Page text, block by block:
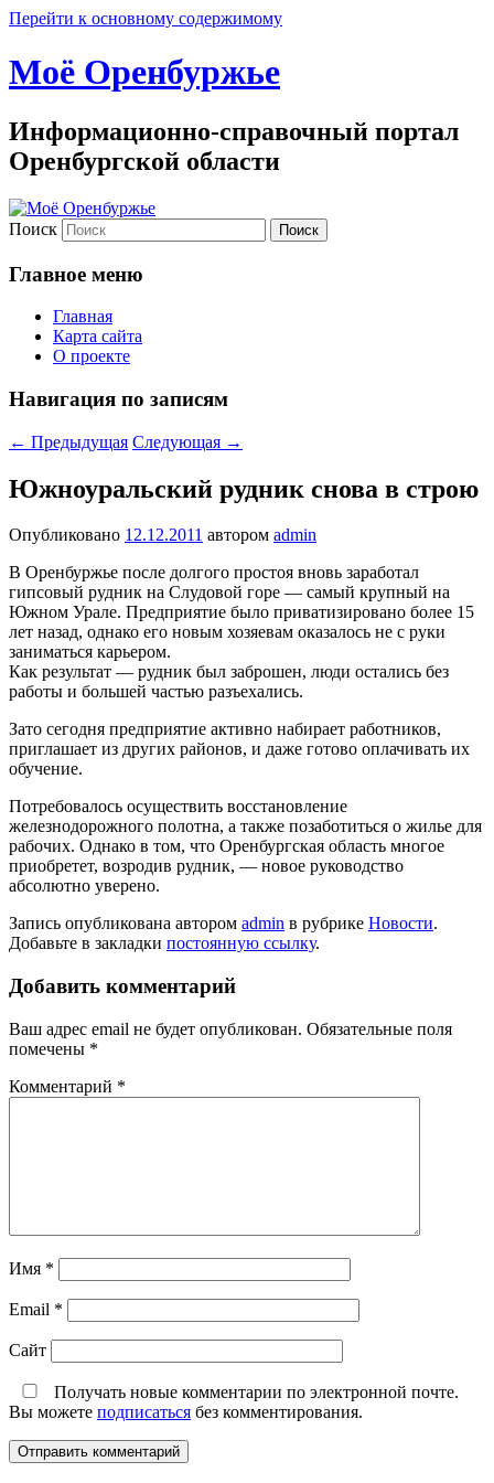
Перейти к основному содержимому
Моё Оренбуржье
Информационно-справочный портал
Оренбургской области
Поиск
Главное меню
Главная
Карта сайта
О проекте
Навигация по записям
← Предыдущая Следующая →
Южноуральский рудник снова в строю
Опубликовано 12.12.2011 автором admin
В Оренбуржье после долгого простоя вновь заработал
гипсовый рудник на Слудовой горе — самый крупный на
Южном Урале. Предприятие было приватизировано более 15
лет назад, однако его новым хозяевам оказалось не с руки
заниматься карьером.
Как результат — рудник был заброшен, люди остались без
работы и большей частью разъехались.
Зато сегодня предприятие активно набирает работников,
приглашает из других районов, и даже готово оплачивать их
обучение.
Потребовалось осуществить восстановление
железнодорожного полотна, а также позаботиться о жилье для
рабочих. Однако в том, что Оренбургская область многое
приобретет, возродив рудник, — новое руководство
абсолютно уверено.
Запись опубликована автором admin в рубрике Новости.
Добавьте в закладки постоянную ссылку.
Добавить комментарий
Ваш адрес email не будет опубликован. Обязательные поля
помечены *
Комментарий *
Имя *
Email *
Сайт
Получать новые комментарии по электронной почте.
Вы можете подписаться без комментирования.